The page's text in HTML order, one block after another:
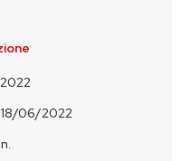
18/06/2022